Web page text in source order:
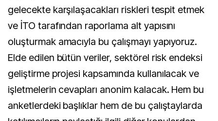
gelecekte karşılaşacakları riskleri tespit etmek
ve İTO tarafından raporlama alt yapısını
oluşturmak amacıyla bu çalışmayı yapıyoruz.
Elde edilen bütün veriler, sektörel risk endeksi
geliştirme projesi kapsamında kullanılacak ve
işletmelerin cevapları anonim kalacak. Hem bu
anketlerdeki başlıklar hem de bu çalıştaylarda